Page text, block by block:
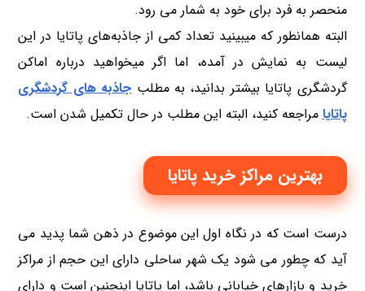
منحصر به فرد برای خود به شمار می رود.
البته همانطور که میبینید تعداد کمی از جاذبه‌های پاتایا در این
لیست به نمایش در آمده، اما اگر میخواهید درباره اماکن
گردشگری پاتایا بیشتر بدانید، به مطلبجاذبه های گردشگری
پاتایامراجعه کنید، البته این مطلب در حال تکمیل شدن است.
بهترین مراکز خرید پاتایا
درست است که در نگاه اول این موضوع در ذهن شما پدید می
آید که چطور می شود یک شهر ساحلی دارای این حجم از مراکز
خرید و بازارهای خیابانی باشد، اما پاتایا اینچنین است و دارای